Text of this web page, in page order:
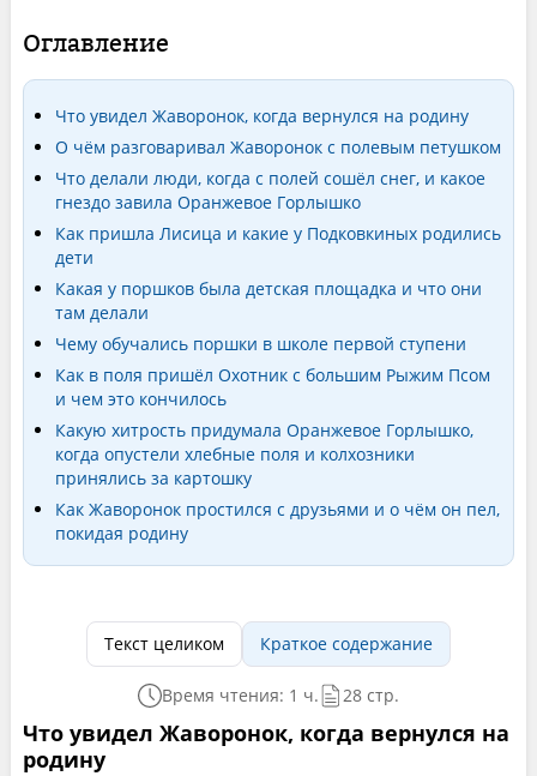
Оглавление
Что увидел Жаворонок, когда вернулся на родину
О чём разговаривал Жаворонок с полевым петушком
Что делали люди, когда с полей сошёл снег, и какое
гнездо завила Оранжевое Горлышко
Как пришла Лисица и какие у Подковкиных родились
дети
Какая у поршков была детская площадка и что они
там делали
Чему обучались поршки в школе первой ступени
Как в поля пришёл Охотник с большим Рыжим Псом
и чем это кончилось
Какую хитрость придумала Оранжевое Горлышко,
когда опустели хлебные поля и колхозники
принялись за картошку
Как Жаворонок простился с друзьями и о чём он пел,
покидая родину
Текст целиком Краткое содержание
Время чтения: 1 ч. 28 стр.
Что увидел Жаворонок, когда вернулся на
родину